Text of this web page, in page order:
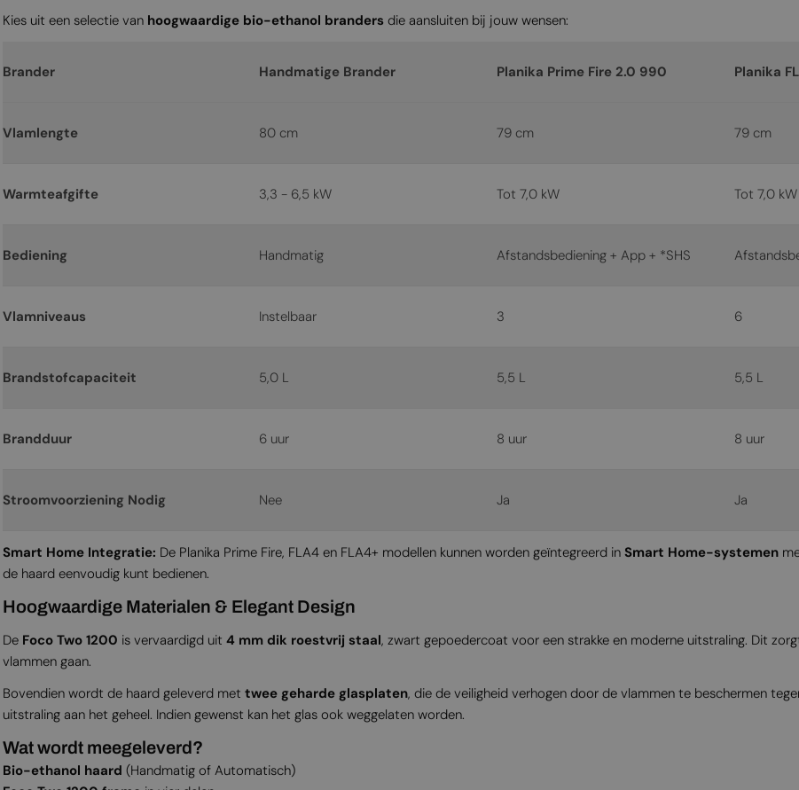
Kies uit een selectie van hoogwaardige bio-ethanol brandersdie aansluiten bij jouw wensen:
Brander Handmatige Brander Planika Prime Fire 2.0 990 Planika
Vlamlengte 80 cm 79 cm 79 cm
Warmteafgifte 3,3 - 6,5 kW Tot 7,0 kW Tot 7,0 kW
Bediening Handmatig Afstandsbediening + App + *SHS
Vlamniveaus Instelbaar 3 6
Brandstofcapaciteit 5,0 L 5,5 L 5,5 L
Brandduur 6 uur 8 uur 8 uur
Stroomvoorziening Nodig Nee Ja Ja
Smart Home Integratie: De Planika Prime Fire, FLA4 en FLA4+ modellen kunnen worden geïntegreerd in Smart Home-systemen
de haard eenvoudig kunt bedienen.
Hoogwaardige Materialen & Elegant Design
De Foco Two 1200 is vervaardigd uit 4 mm dik roestvrij staal, zwart gepoedercoat voor een strakke en moderne uitstraling. Dit
vlammen gaan.
Bovendien wordt de haard geleverd met twee geharde glasplaten, die de veiligheid verhogen door de vlammen te beschermen
uitstraling aan het geheel. Indien gewenst kan het glas ook weggelaten worden.
Wat wordt meegeleverd?
Bio-ethanol haard (Handmatig of Automatisch)